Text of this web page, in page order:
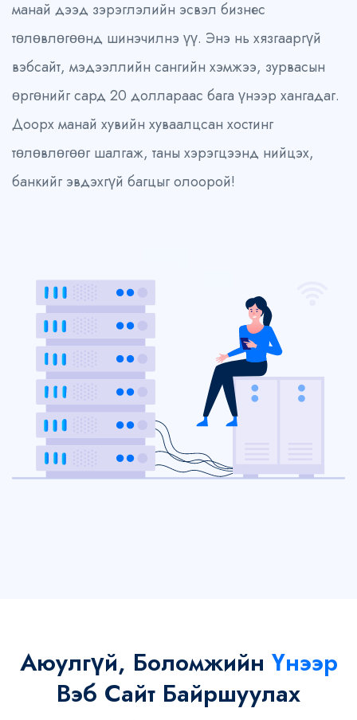
манай дээд зэрэглэлийн эсвэл бизнес
төлөвлөгөөнд шинэчилнэ үү. Энэ нь хязгааргүй
вэбсайт, мэдээллийн сангийн хэмжээ, зурвасын
өргөнийг сард 20 доллараас бага үнээр хангадаг.
Доорх манай хувийн хуваалцсан хостинг
төлөвлөгөөг шалгаж, таны хэрэгцээнд нийцэх,
банкийг эвдэхгүй багцыг олоорой!
Аюулгүй, Боломжийн Үнээр
Вэб Сайт Байршуулах